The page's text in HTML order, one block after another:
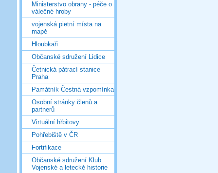
Ministerstvo obrany - péče o
válečné hroby
vojenská pietní místa na
mapě
Hloubkaři
Občanské sdružení Lidice
Četnická pátrací stanice
Praha
Památník Čestná vzpomínka
Osobní stránky členů a
partnerů
Virtuální hřbitovy
Pohřebiště v ČR
Fortifikace
Občanské sdružení Klub
Vojenské a letecké historie